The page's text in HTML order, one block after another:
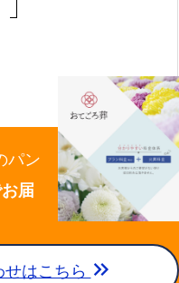
パン
届
はこちら keyboard_double_arrow_right